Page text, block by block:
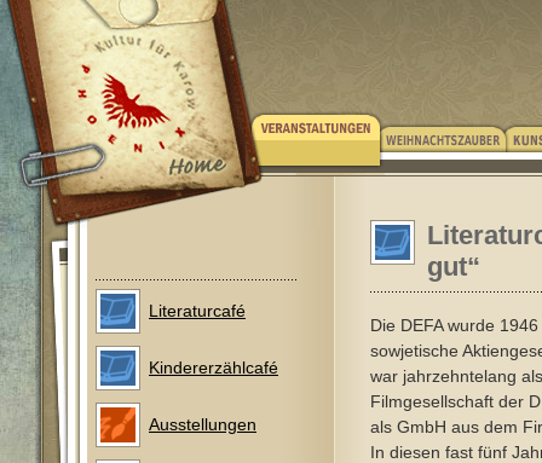
Literaturcafé
Kindererzählcafé
Ausstellungen
gut“
Die DEFA wurde
sowjetische
war jahrzehntelang
Filmgesellschaft der
als GmbH aus dem
In diesen fast fünf